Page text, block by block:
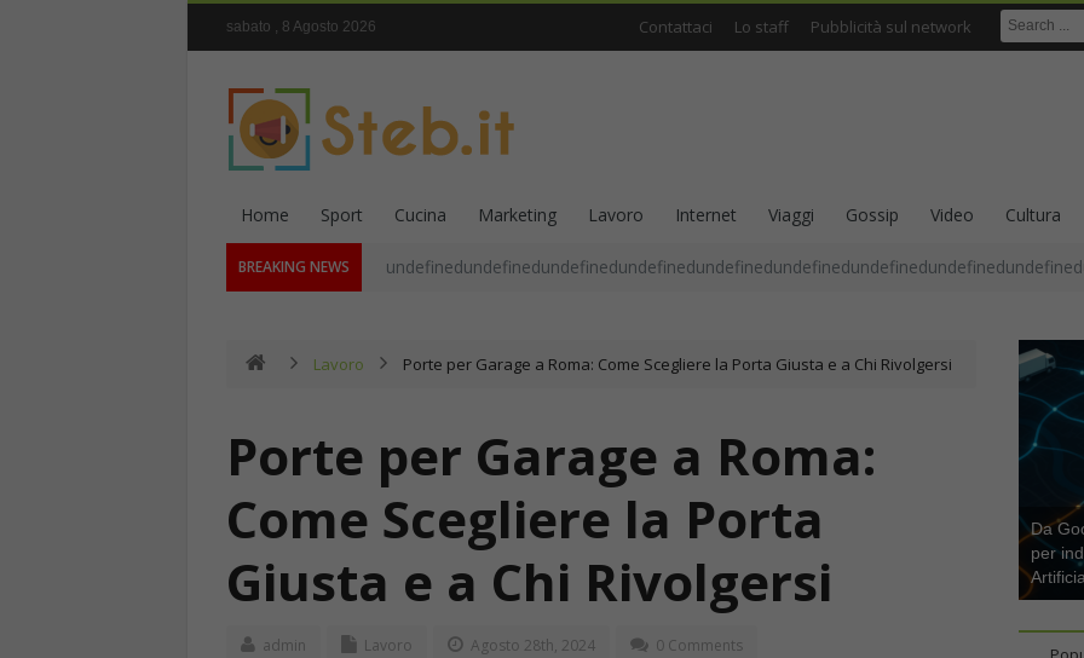
sabato , 8 Agosto 2026 Contattaci Lo staff Pubblicità sul network
Home Sport Cucina Marketing Lavoro Internet Viaggi Gossip Video Cultura
BREAKING NEWS
Lavoro Porte per Garage a Roma: Come Scegliere la Porta Giusta e a Chi Rivolgersi
Porte per Garage a Roma:
Come Scegliere la Porta
Giusta e a Chi Rivolgersi
admin Lavoro Agosto 28th, 2024 0 Comments
Da
per